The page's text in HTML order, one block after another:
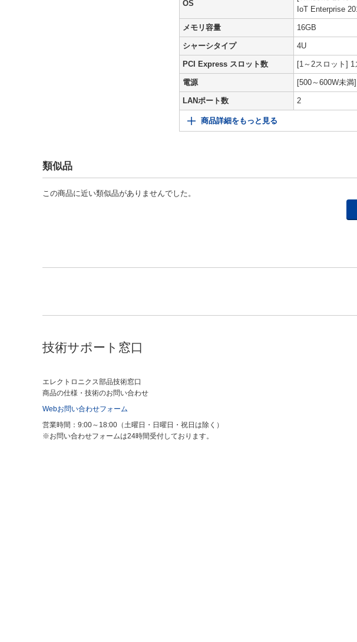
OS
IoT Enterprise
メモリ容量 16GB
シャーシタイプ 4U
PCI Express スロット数 [1～2スロット] 1
電源 [500～600W未満
LANポート数 2
商品詳細をもっと見る
類似品
この商品に近い類似品がありませんでした。
技術サポート窓口
エレクトロニクス部品技術窓口
商品の仕様・技術のお問い合わせ
Webお問い合わせフォーム
営業時間：9:00～18:00（土曜日・日曜日・祝日は除く）
※お問い合わせフォームは24時間受付しております。